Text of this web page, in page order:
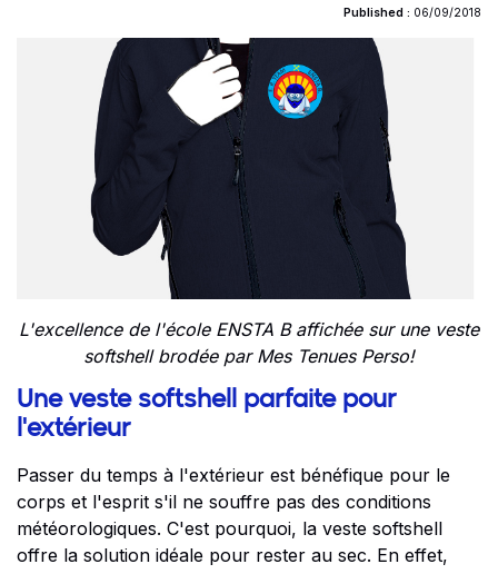
Published : 06/09/2018
L'excellence de l'école ENSTA B affichée sur une veste
softshell brodée par Mes Tenues Perso!
Une veste softshell parfaite pour
l'extérieur
Passer du temps à l'extérieur est bénéfique pour le
corps et l'esprit s'il ne souffre pas des conditions
météorologiques. C'est pourquoi, la veste softshell
offre la solution idéale pour rester au sec. En effet,